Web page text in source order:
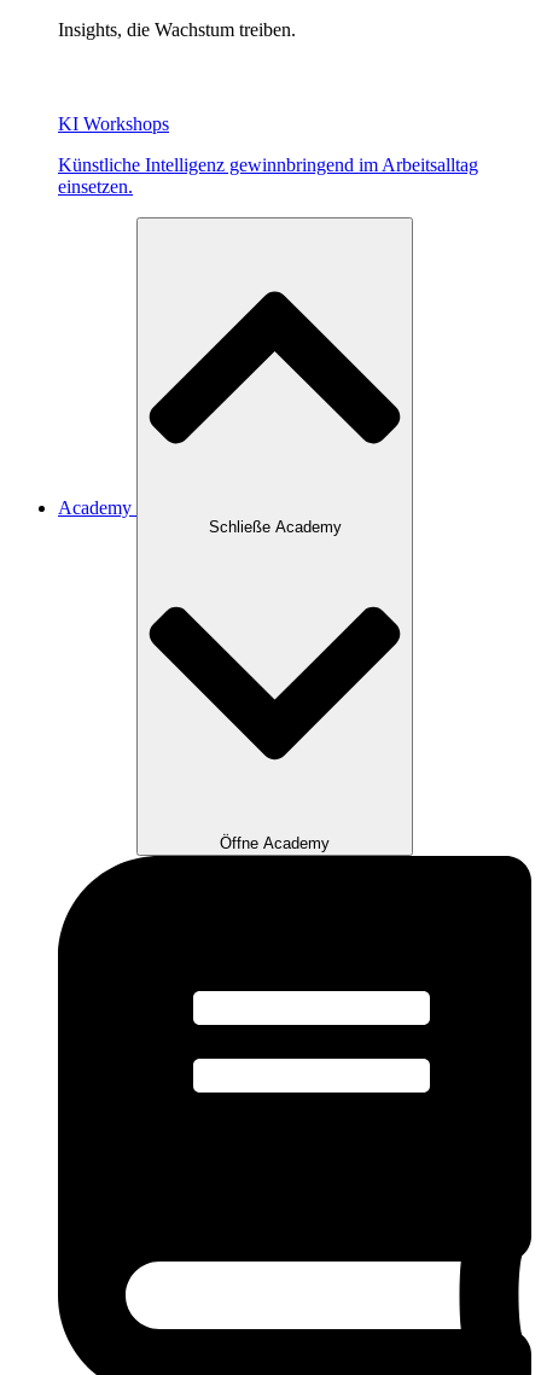
Insights, die Wachstum treiben.
KI Workshops
Künstliche Intelligenz gewinnbringend im Arbeitsalltag
einsetzen.
Academy
Schließe Academy
Öffne Academy